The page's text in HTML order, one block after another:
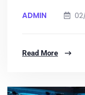
ADMIN
Read More